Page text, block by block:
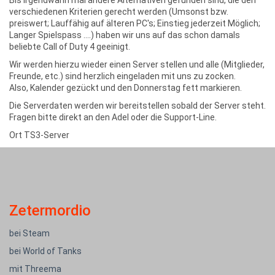
verschiedenen Kriterien gerecht werden (Umsonst bzw.
preiswert; Lauffähig auf älteren PC's; Einstieg jederzeit Möglich;
Langer Spielspass ....) haben wir uns auf das schon damals
beliebte Call of Duty 4 geeinigt.
Wir werden hierzu wieder einen Server stellen und alle (Mitglieder,
Freunde, etc.) sind herzlich eingeladen mit uns zu zocken.
Also, Kalender gezückt und den Donnerstag fett markieren.
Die Serverdaten werden wir bereitstellen sobald der Server steht.
Fragen bitte direkt an den Adel oder die Support-Line.
Ort TS3-Server
Zetermordio
bei Steam
bei World of Tanks
mit Threema